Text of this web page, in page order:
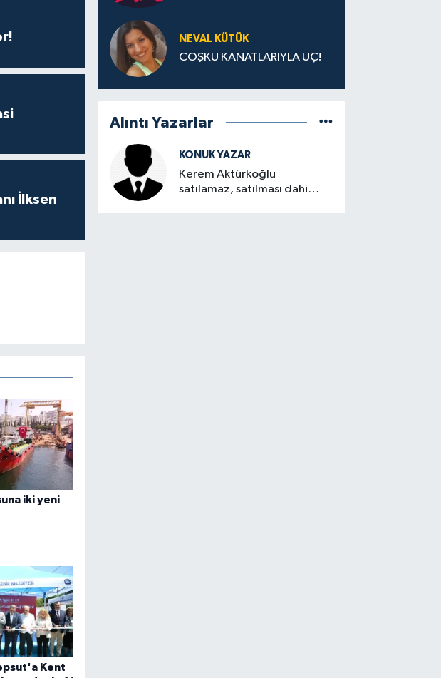
İlksen
iki yeni
Kent
NEVAL KÜTÜK
COŞKU KANATLARIYLA UÇ!
Alıntı Yazarlar
KONUK YAZAR
Kerem Aktürkoğlu
satılamaz, satılması dahi